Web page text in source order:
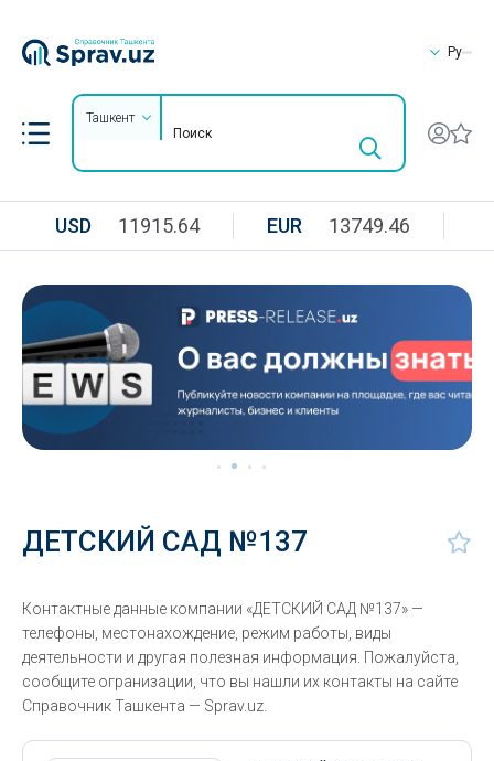
Ру
Ташкент
USD 11915.64 EUR 13749.46
ДЕТСКИЙ САД №137
Контактные данные компании «ДЕТСКИЙ САД №137» —
телефоны, местонахождение, режим работы, виды
деятельности и другая полезная информация. Пожалуйста,
сообщите огранизации, что вы нашли их контакты на сайте
Справочник Ташкента — Sprav.uz.